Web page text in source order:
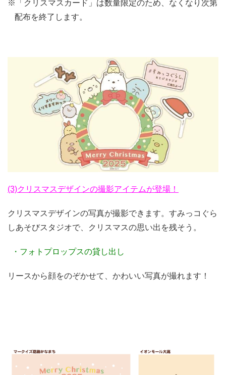
※「クリスマスカード」は数量限定のため、なくなり次第
配布を終了します。
(3)クリスマスデザインの撮影アイテムが登場！
クリスマスデザインの写真が撮影できます。すみっコぐら
しあそびスタジオで、クリスマスの思い出を残そう。
・フォトプロップスの貸し出し
リースから顔をのぞかせて、かわいい写真が撮れます！